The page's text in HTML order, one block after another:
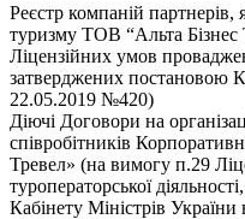
Реєстр компаній партнерів,
туризму ТОВ “Альта
Ліцензійних умов
затверджених постановою
22.05.2019 №420)
Діючі Договори на
співробітників
Тревел» (на вимогу п.29
туроператорської
Кабінету Міністрів